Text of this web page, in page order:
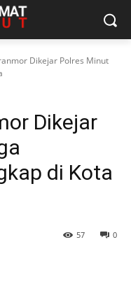
Dikejar Polres Minut
Dikejar
di Kota
0
57